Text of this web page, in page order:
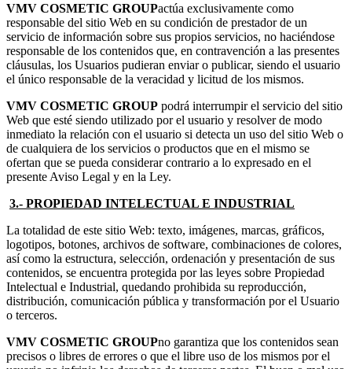
VMV COSMETIC GROUPactúa exclusivamente como
responsable del sitio Web en su condición de prestador de un
servicio de información sobre sus propios servicios, no haciéndose
responsable de los contenidos que, en contravención a las presentes
cláusulas, los Usuarios pudieran enviar o publicar, siendo el usuario
el único responsable de la veracidad y licitud de los mismos.
VMV COSMETIC GROUP podrá interrumpir el servicio del sitio
Web que esté siendo utilizado por el usuario y resolver de modo
inmediato la relación con el usuario si detecta un uso del sitio Web o
de cualquiera de los servicios o productos que en el mismo se
ofertan que se pueda considerar contrario a lo expresado en el
presente Aviso Legal y en la Ley.
3.- PROPIEDAD INTELECTUAL E INDUSTRIAL
La totalidad de este sitio Web: texto, imágenes, marcas, gráficos,
logotipos, botones, archivos de software, combinaciones de colores,
así como la estructura, selección, ordenación y presentación de sus
contenidos, se encuentra protegida por las leyes sobre Propiedad
Intelectual e Industrial, quedando prohibida su reproducción,
distribución, comunicación pública y transformación por el Usuario
o terceros.
VMV COSMETIC GROUPno garantiza que los contenidos sean
precisos o libres de errores o que el libre uso de los mismos por el